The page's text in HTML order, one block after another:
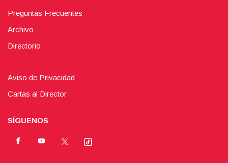
Preguntas Frecuentes
Archivo
Directorio
Aviso de Privacidad
Cartas al Director
SÍGUENOS